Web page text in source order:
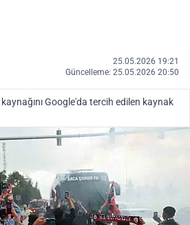
25.05.2026 19:21
Güncelleme: 25.05.2026 20:50
kaynağını Google'da tercih edilen kaynak